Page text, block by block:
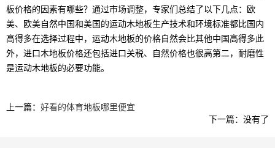
板价格的因素有哪些？通过市场调整，专家们总结了以下几点：欧
美、欧美自然中国和美国的运动木地板生产技术和环境标准都比国内
高得多在选择过程中，运动木地板的价格自然会比其他中国高得多此
外，进口木地板价格还包括进口关税、自然价格也很高第二，耐磨性
是运动木地板的必要功能。
上一篇： 好看的体育地板哪里便宜
下一篇：没有了